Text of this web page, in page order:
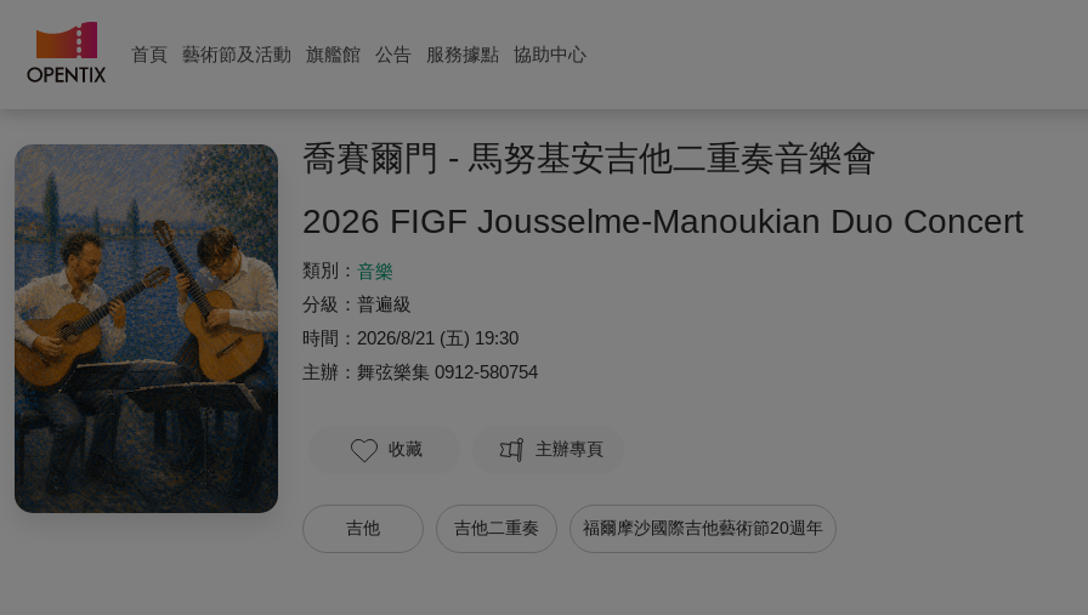
首頁 藝術節及活動 旗艦館 公告 服務據點 協助中心
喬賽爾門 - 馬努基安吉他二重奏音樂會
2026 FIGF Jousselme-Manoukian Duo Concert
類別： 音樂
分級： 普遍級
時間： 2026/8/21 (五) 19:30
主辦： 舞弦樂集 0912-580754
收藏 主辦專頁
吉他 吉他二重奏 福爾摩沙國際吉他藝術節20週年